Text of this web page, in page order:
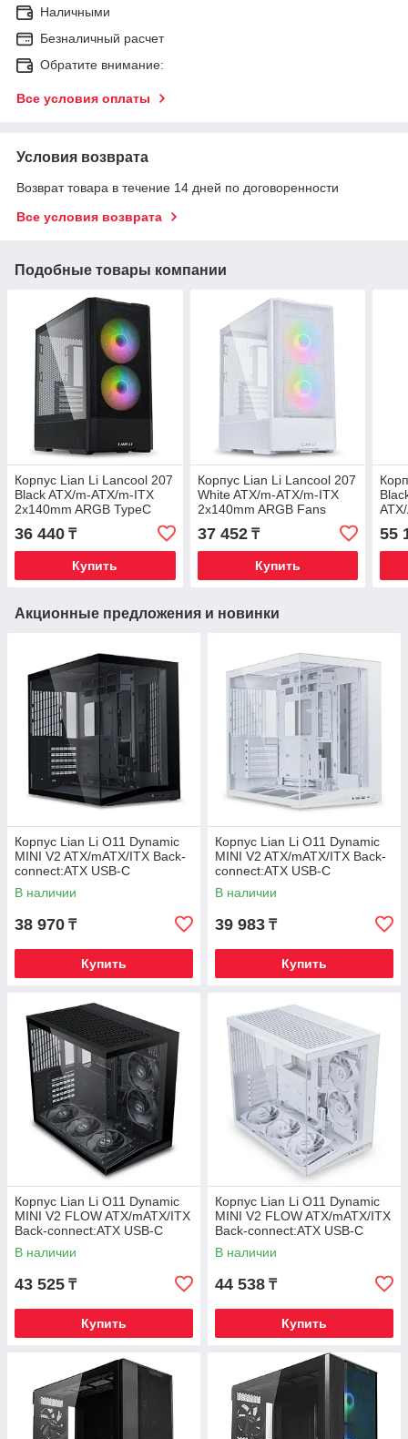
Наличными
Безналичный расчет
Обратите внимание:
Все условия оплаты
Условия возврата
Возврат товара в течение 14 дней по договоренности
Все условия возврата
Подобные товары компании
Корпус Lian Li Lancool 207
Black ATX/m-ATX/m-ITX
2x140mm ARGB TypeC
фильтр Black
G99.LAN207RX.10R
36 440 ₸
Купить
Корпус Lian Li Lancool 207
White ATX/m-ATX/m-ITX
2x140mm ARGB Fans
1xTypeC White
G99.LAN207RW.10R
37 452₸
Купить
55
Акционные предложения и новинки
Корпус Lian Li O11 Dynamic
MINI V2 ATX/mATX/ITX Back-
connect:ATX USB-C
G99.O11DMIV2X.00 Черный
В наличии
38 970 ₸
Купить
Корпус Lian Li O11 Dynamic
MINI V2 ATX/mATX/ITX Back-
connect:ATX USB-C
G99.O11DMIV2W.00 Белый
В наличии
39 983 ₸
Купить
Корпус Lian Li O11 Dynamic
MINI V2 FLOW ATX/mATX/ITX
Back-connect:ATX USB-C
G99.O11DMIV2FX.00 Черный
В наличии
43 525 ₸
Купить
Корпус Lian Li O11 Dynamic
MINI V2 FLOW ATX/mATX/ITX
Back-connect:ATX USB-C
G99.O11DMIV2FW.00 Белый
В наличии
44 538 ₸
Купить